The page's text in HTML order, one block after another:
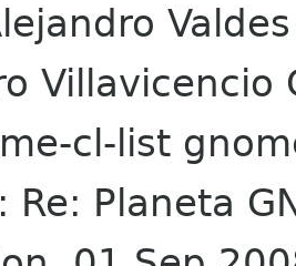
cl-list
Re: Planeta